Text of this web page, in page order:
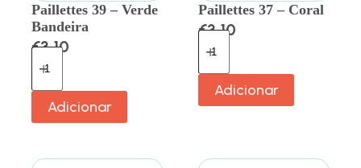
Paillettes 39 – Verde
Bandeira
€3.10
Adicionar
Paillettes 37 – Coral
€3.10
Adicionar